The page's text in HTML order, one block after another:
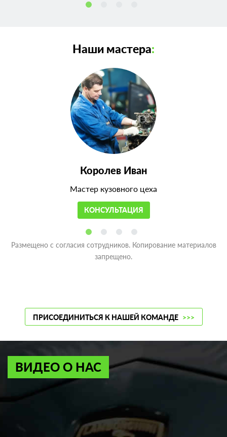
Наши мастера:
Королев Иван
Мастер кузовного цеха
КОНСУЛЬТАЦИЯ
Размещено с согласия сотрудников. Копирование материалов
запрещено.
ПРИСОЕДИНИТЬСЯ К НАШЕЙ КОМАНДЕ >>>
ВИДЕО О НАС